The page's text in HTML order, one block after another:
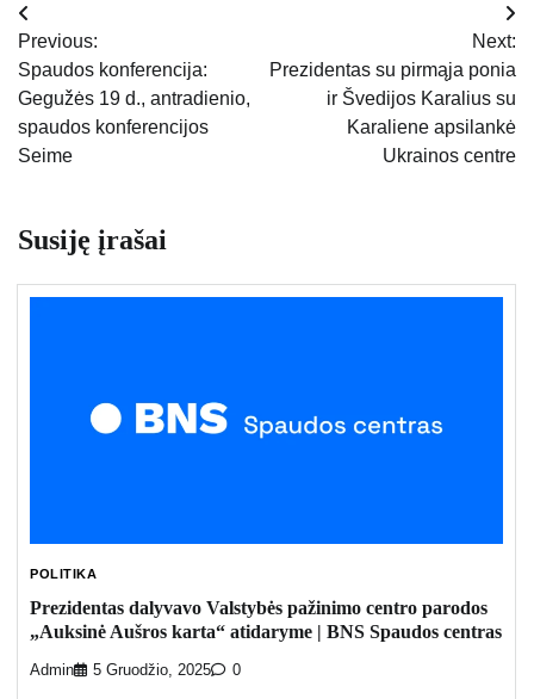
Navigacija
tarp
įrašų
Previous:
Spaudos konferencija:
Gegužės 19 d., antradienio,
spaudos konferencijos
Seime
Next:
Prezidentas su pirmąja ponia
ir Švedijos Karalius su
Karaliene apsilankė
Ukrainos centre
Susiję įrašai
POLITIKA
Prezidentas dalyvavo Valstybės pažinimo centro parodos
„Auksinė Aušros karta“ atidaryme | BNS Spaudos centras
Admin 5 Gruodžio, 2025 0